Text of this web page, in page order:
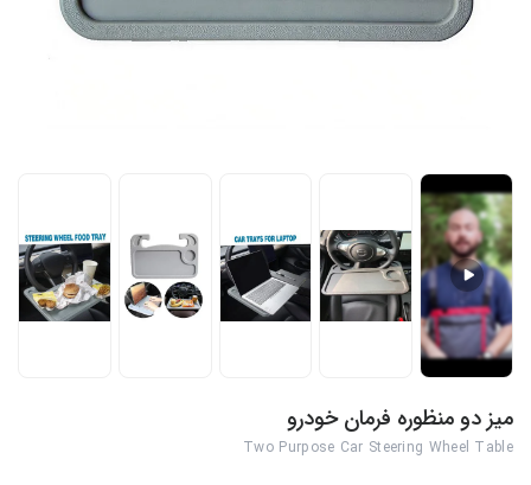
میز دو منظوره فرمان خودرو
Two Purpose Car Steering Wheel Table